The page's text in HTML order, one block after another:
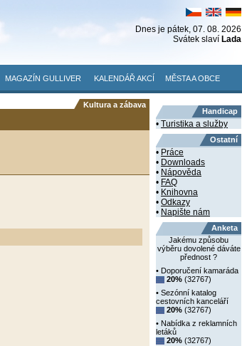
Dnes je pátek, 07. 08. 2026
Svátek slaví Lada
MAGAZÍN GULLIVER KALENDÁŘ AKCÍ
MĚSTA A OBCE
Kultura a zábava
Handicap
• Turistika a služby
Ostatní
• Práce
• Downloads
• Nápověda
• FAQ
• Knihovna
• Odkazy
• Napište nám
Anketa
Jakému způsobu
výběru dovolené dáváte
přednost ?
• Doporučení kamaráda
20% (32767)
• Sezónní katalog
cestovních kanceláří
20% (32767)
• Nabídka z reklamních
letáků
20% (32767)